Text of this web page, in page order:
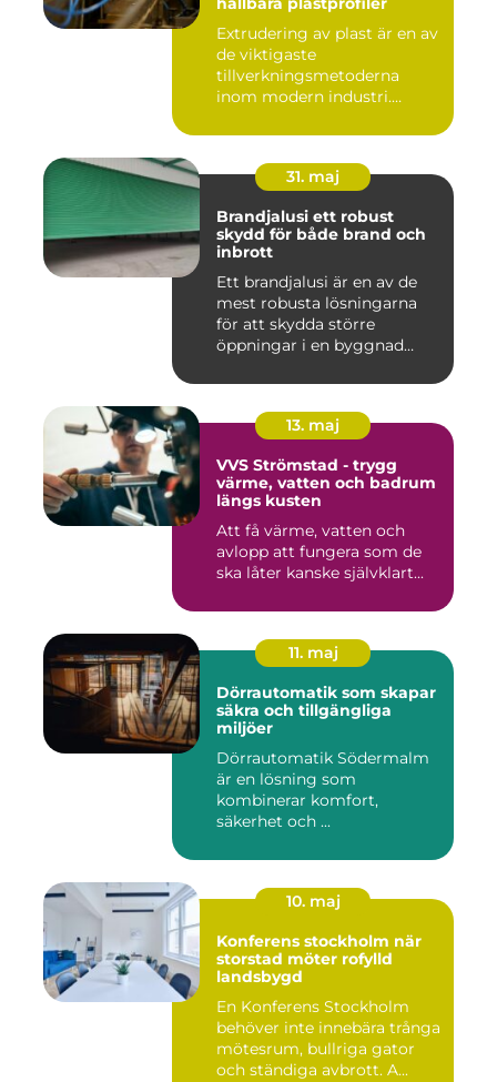
Extrudering av plast är en av
de viktigaste
tillverkningsmetoderna
inom modern industri.
31. maj
Brandjalusi ett robust
skydd för både brand och
inbrott
Ett brandjalusi är en av de
mest robusta lösningarna
för att skydda större
öppningar i en byggnad
13. maj
VVS Strömstad - trygg
värme, vatten och badrum
längs kusten
Att få värme, vatten och
avlopp att fungera som de
ska låter kanske självklart...
11. maj
Dörrautomatik som skapar
säkra och tillgängliga
miljöer
Dörrautomatik Södermalm
är en lösning som
kombinerar komfort,
säkerhet och ...
10. maj
Konferens stockholm när
storstad möter rofylld
landsbygd
En Konferens Stockholm
behöver inte innebära trånga
mötesrum, bullriga gator
och ständiga avbrott. A...